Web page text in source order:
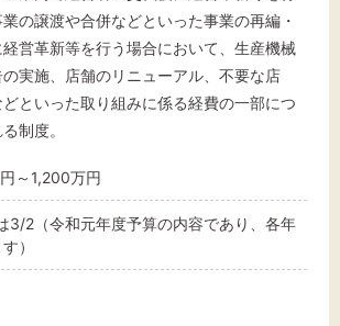
の譲渡や合併などといった事業の再編・
営革新等を行う場合において、生産機械
実施、店舗のリニューアル、不要な店
といった取り組みに係る経費の一部につ
制度。
～1,200万円
3/2（令和元年度予算の内容であり、各年
）